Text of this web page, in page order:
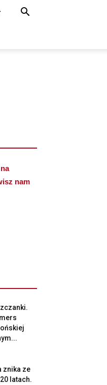
nam
znika ze
latach.